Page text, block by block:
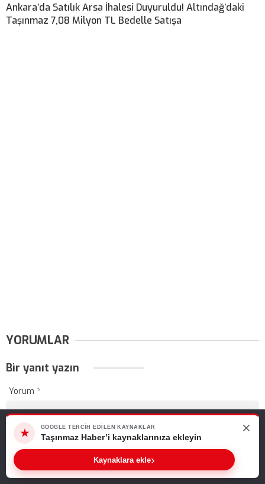
Ankara’da Satılık Arsa İhalesi Duyuruldu! Altındağ’daki
Taşınmaz 7,08 Milyon TL Bedelle Satışa
YORUMLAR
Bir yanıt yazın
Yorum *
Ad* E-posta*
Web sitemizde size en iyi deneyimi sunabilmemiz için çerezleri
kullanıyoruz. Bu siteyi kullanmaya devam ederseniz, bunu kabul
ettiğinizi varsayarız.
Tamam
★
GOOGLE TERCIH EDILEN KAYNAKLAR
Taşınmaz Haber’i kaynaklarınıza ekleyin
Kaynaklara ekle›
×